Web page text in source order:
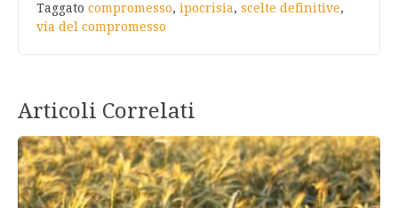
Taggato compromesso, ipocrisia, scelte definitive,
via del compromesso
Articoli Correlati